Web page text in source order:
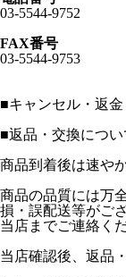
03-5544-9752
FAX番号
03-5544-9753
■キャンセル・返
■返品・交換につい
商品到着後は速や
商品の品質には万
損・誤配送等がご
当店までご連絡く
当店確認後、返品